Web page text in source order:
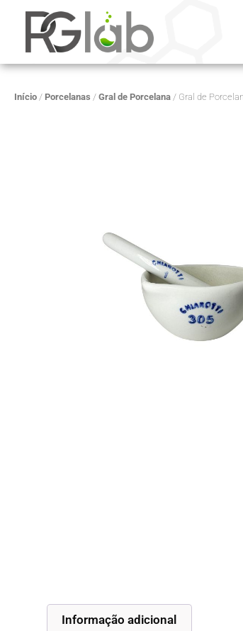
Início / Porcelanas / Gral de Porcelana / Gral de
Informação adicional